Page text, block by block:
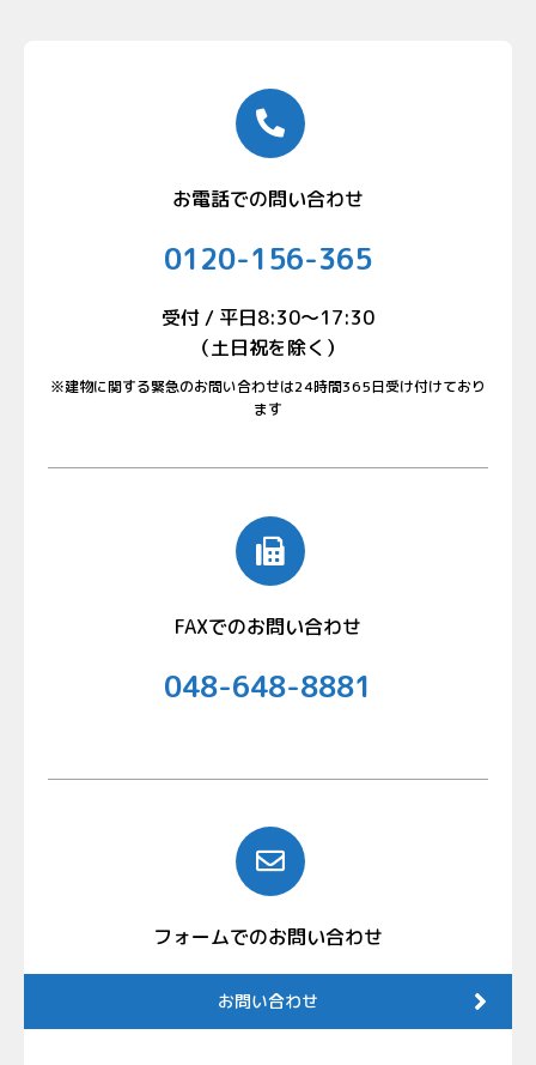
お電話での問い合わせ
0120-156-365
受付 / 平日8:30〜17:30
（土日祝を除く）
※建物に関する緊急のお問い合わせは24時間365日受け付けており
ます
FAXでのお問い合わせ
048-648-8881
フォームでのお問い合わせ
お問い合わせ